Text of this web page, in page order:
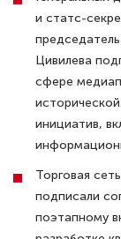
и статс-
Цивилева
сфере
инициатив,
Торговая
подписали
поэтапному